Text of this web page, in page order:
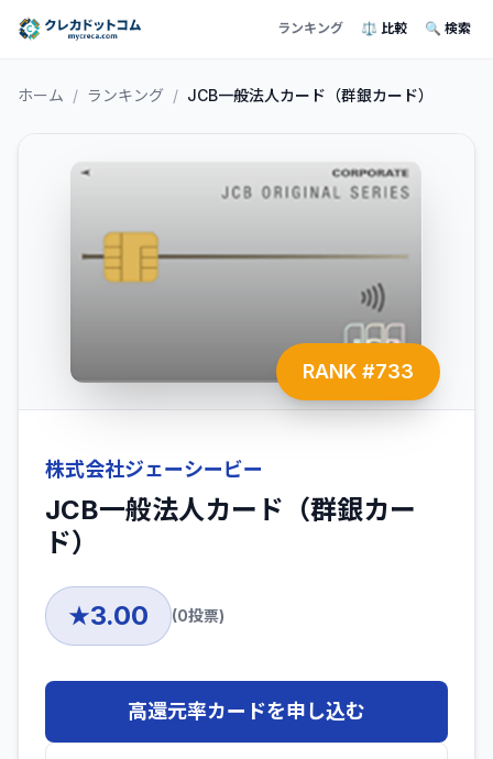
ランキング ⚖️ 比較 🔍 検索
ホーム / ランキング / JCB一般法人カード（群銀カード）
RANK #733
株式会社ジェーシービー
JCB一般法人カード（群銀カー
ド）
★3.00 (0投票)
高還元率カードを申し込む